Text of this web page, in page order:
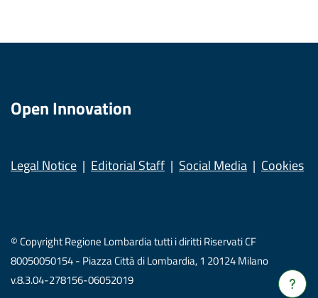
Verrà
Open Innovation
Legal Notice Editorial Staff Social Media Cookies
© Copyright Regione Lombardia tutti i diritti Riservati CF
80050050154 - Piazza Città di Lombardia, 1 20124 Milano
v.8.3.04-278156-06052019